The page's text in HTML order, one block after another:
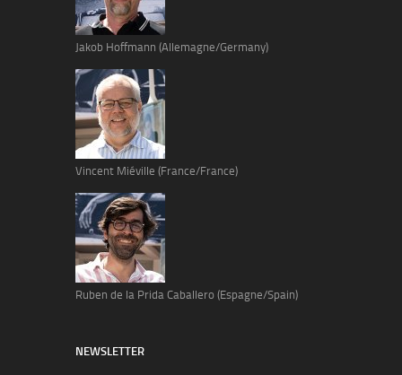
Jakob Hoffmann (Allemagne/Germany)
Vincent Miéville (France/France)
Ruben de la Prida Caballero (Espagne/Spain)
NEWSLETTER